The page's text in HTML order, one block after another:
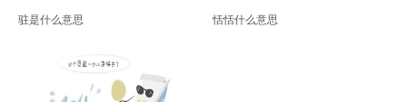
驻是什么意思 恬恬什么意思